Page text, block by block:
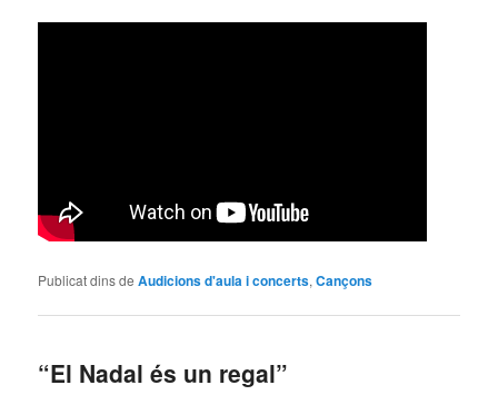
Publicat dins de Audicions d'aula i concerts,Cançons
“El Nadal és un regal”